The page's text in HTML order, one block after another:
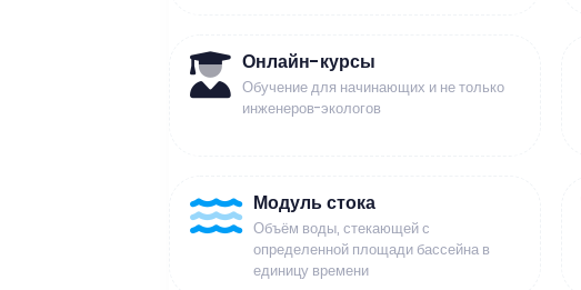
Онлайн-курсы
Обучение для начинающих и не только
инженеров-экологов
Модуль стока
Объём воды, стекающей с
определенной площади бассейна в
единицу времени